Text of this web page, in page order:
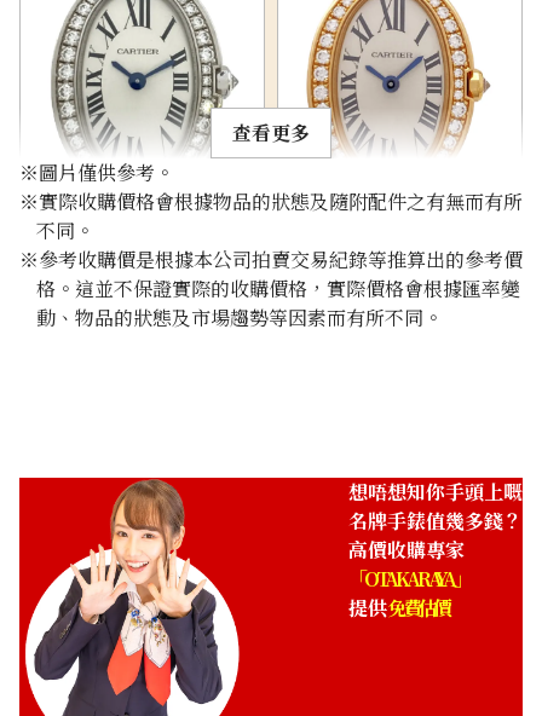
Cartier Mini Baignoir
WB520027
參考回收價
HKD 65,984.32
WB520028
參考回收價
HKD 76,582.71
Cartier Baignoir SM
W8000007
參考回收價
查看更多
※圖片僅供參考。
※實際收購價格會根據物品的狀態及隨附配件之有無而有所
不同。
※參考收購價是根據本公司拍賣交易紀錄等推算出的參考價
格。這並不保證實際的收購價格，實際價格會根據匯率變
動、物品的狀態及市場趨勢等因素而有所不同。
想唔想知你手頭上嘅
名牌手錶值幾多錢？
高價收購專家
「OTAKARAYA」
提供免費估價